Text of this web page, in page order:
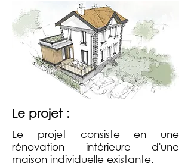
Le projet :
Le projet consiste en une
rénovation intérieure d'une
maison individuelle existante.